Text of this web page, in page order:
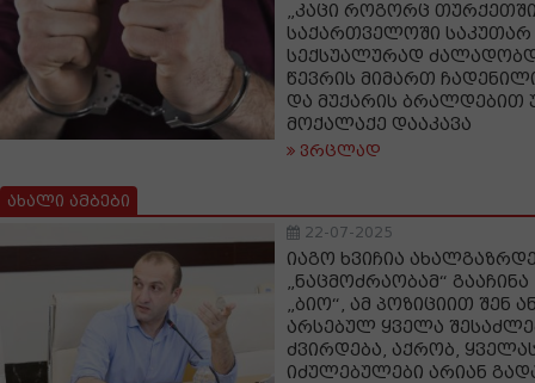
„კაცი როგორც
საქართველოში საკუთარ
სექსუალურად
წევრის მიმართ
და მუქარის ბრალდებით
მოქალაქე დააკავა
ვრცლად
ახალი ამბები
22-07-2025
იაგო ხვიჩია
„ნაცმოძრაობამ“
„ბიო“, ამ პოზიციით შენ
არსებულ ყველა
ძვირდება, აქრობ,
იძულებულები არიან